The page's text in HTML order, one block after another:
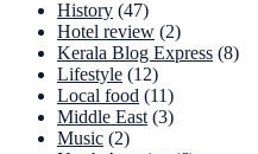
History (47)
Hotel review (2)
Kerala Blog Express (8)
Lifestyle (12)
Local food (11)
Middle East (3)
Music (2)